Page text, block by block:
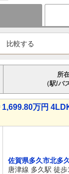
所
（駅/バ
万円
佐賀県多久市北多
唐津線 多久駅 徒